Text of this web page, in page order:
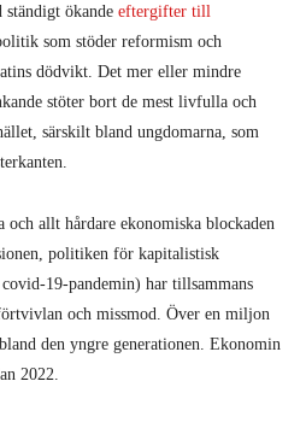
ökande eftergifter till
som stöder reformism och
dödvikt. Det mer eller mindre
stöter bort de mest livfulla och
särskilt bland ungdomarna, som
och allt hårdare ekonomiska blockaden
politiken för kapitalistisk
19-pandemin) har tillsammans
och missmod. Över en miljon
den yngre generationen. Ekonomin
2022.